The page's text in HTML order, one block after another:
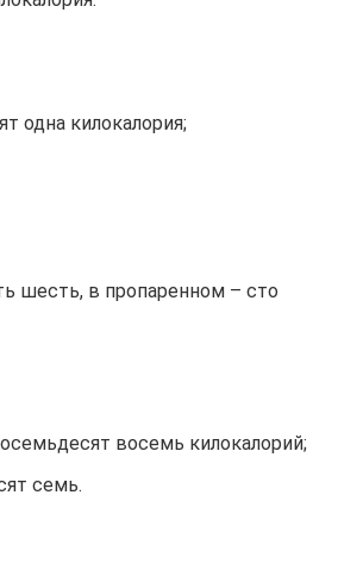
одна килокалория;
шесть, в пропаренном – сто
восемь килокалорий;
семь.